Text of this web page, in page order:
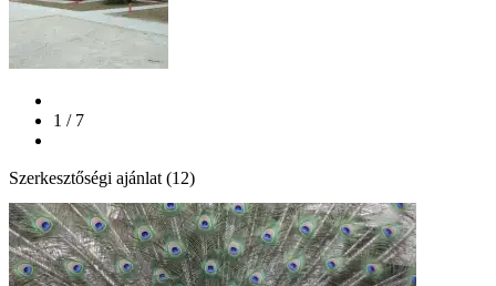
1 / 7
Szerkesztőségi ajánlat (12)